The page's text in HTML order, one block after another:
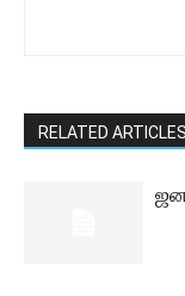
RELATED ARTICLES